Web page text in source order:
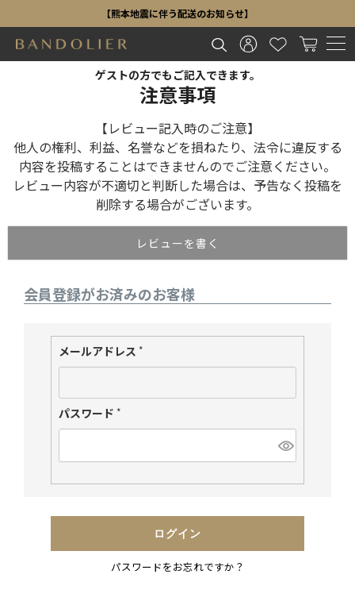
【熊本地震に伴う配送のお知らせ】
HOME ログイン
ゲストの方でもご記入できます。
注意事項
【レビュー記入時のご注意】
他人の権利、利益、名誉などを損ねたり、法令に違反する
内容を投稿することはできませんのでご注意ください。
レビュー内容が不適切と判断した場合は、予告なく投稿を
削除する場合がございます。
レビューを書く
会員登録がお済みのお客様
メールアドレス
(
)
パスワード
(
ログイン
パスワードをお忘れですか？